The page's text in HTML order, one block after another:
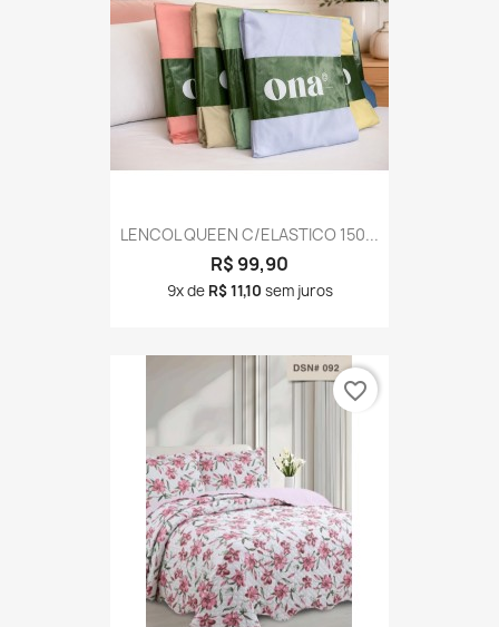
LENCOL QUEEN C/ELASTICO 150...
R$ 99,90
9x de R$ 11,10 sem juros
favorite_border